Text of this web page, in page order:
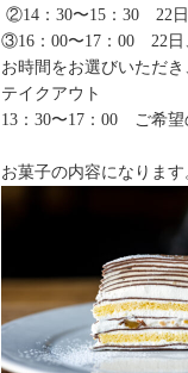
②14：30〜15：30 22
③16：00〜17：00 22日
お時間をお選びいただき
テイクアウト
13：30〜17：00 ご希望
お菓子の内容になります